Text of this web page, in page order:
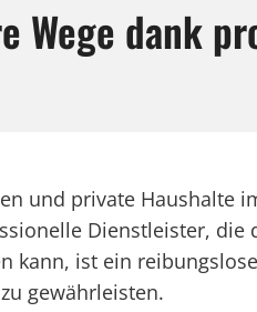
Wege dank
und private Haushalte
Dienstleister, die
kann, ist ein
gewährleisten.